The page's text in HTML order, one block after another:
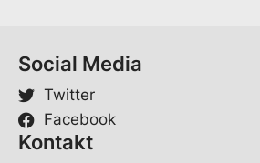
Social Media
Twitter
Facebook
Kontakt